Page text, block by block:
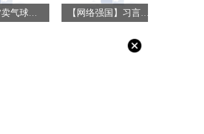
“袖珍妈妈”卖气球月入两千 省钱资助贫困生 【网络强国】习言道｜“网络空间，不应成为各国角力的战